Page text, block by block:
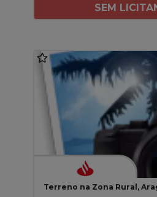
SEM
Terreno na Zona Rural,